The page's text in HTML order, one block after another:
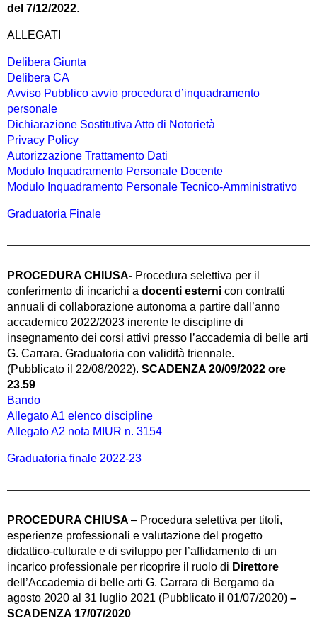
del 7/12/2022.
ALLEGATI
Delibera Giunta
Delibera CA
Avviso Pubblico avvio procedura d’inquadramento
personale
Dichiarazione Sostitutiva Atto di Notorietà
Privacy Policy
Autorizzazione Trattamento Dati
Modulo Inquadramento Personale Docente
Modulo Inquadramento Personale Tecnico-Amministrativo
Graduatoria Finale
PROCEDURA CHIUSA- Procedura selettiva per il
conferimento di incarichi a docenti esterni con contratti
annuali di collaborazione autonoma a partire dall’anno
accademico 2022/2023 inerente le discipline di
insegnamento dei corsi attivi presso l’accademia di belle arti
G. Carrara. Graduatoria con validità triennale.
(Pubblicato il 22/08/2022). SCADENZA 20/09/2022 ore
23.59
Bando
Allegato A1 elenco discipline
Allegato A2 nota MIUR n. 3154
Graduatoria finale 2022-23
PROCEDURA CHIUSA – Procedura selettiva per titoli,
esperienze professionali e valutazione del progetto
didattico-culturale e di sviluppo per l’affidamento di un
incarico professionale per ricoprire il ruolo di Direttore
dell’Accademia di belle arti G. Carrara di Bergamo da
agosto 2020 al 31 luglio 2021 (Pubblicato il 01/07/2020) –
SCADENZA 17/07/2020